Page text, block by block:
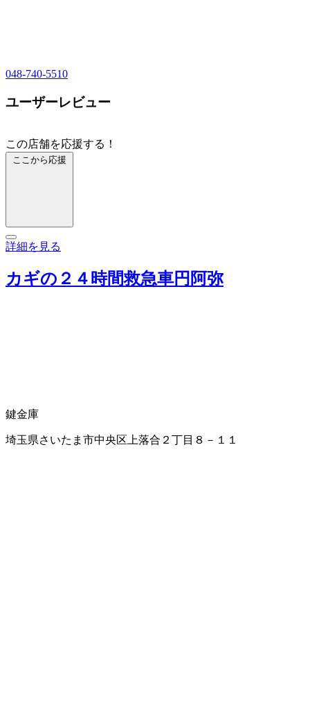
048-740-5510
ユーザーレビュー
この店舗を応援する！
ここから応援
詳細を見る
カギの２４時間救急車円阿弥
鍵金庫
埼玉県さいたま市中央区上落合２丁目８－１１